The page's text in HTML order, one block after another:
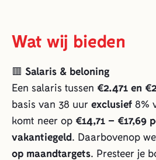
Wat wij bieden
🟥 Salaris & beloning
Een salaris tussen €2.471 en
basis van 38 uur exclusief 8%
komt neer op €14,71 – €17,69
vakantiegeld. Daarbovenop
op maandtargets. Presteer je